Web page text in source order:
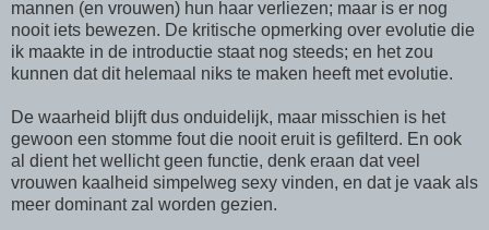
mannen (en vrouwen) hun haar verliezen; maar is er nog
nooit iets bewezen. De kritische opmerking over evolutie die
ik maakte in de introductie staat nog steeds; en het zou
kunnen dat dit helemaal niks te maken heeft met evolutie.
De waarheid blijft dus onduidelijk, maar misschien is het
gewoon een stomme fout die nooit eruit is gefilterd. En ook
al dient het wellicht geen functie, denk eraan dat veel
vrouwen kaalheid simpelweg sexy vinden, en dat je vaak als
meer dominant zal worden gezien.